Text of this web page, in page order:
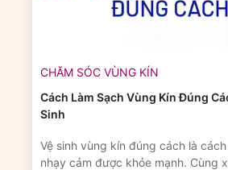
CHĂM SÓC VÙNG KÍN
Cách Làm Sạch Vùng Kín Đúng
Sinh
Vệ sinh vùng kín đúng cách là
nhạy cảm được khỏe mạnh. Cùng